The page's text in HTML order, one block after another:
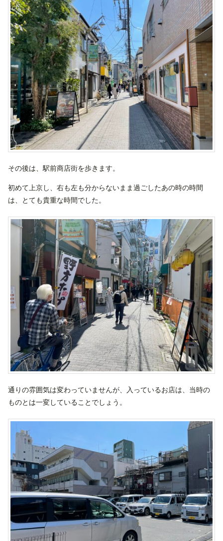
その後は、駅前商店街を歩きます。
初めて上京し、右も左も分からないまま過ごしたあの時の時間
は、とても貴重な時間でした。
通りの雰囲気は変わっていませんが、入っているお店は、当時の
ものとは一変していることでしょう。